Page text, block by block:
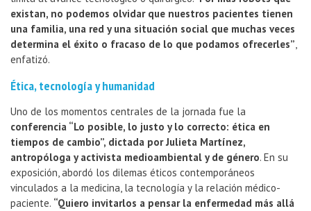
existan, no podemos olvidar que nuestros pacientes tienen
una familia, una red y una situación social que muchas veces
determina el éxito o fracaso de lo que podamos ofrecerles”,
enfatizó.
Ética, tecnología y humanidad
Uno de los momentos centrales de la jornada fue la
conferencia “Lo posible, lo justo y lo correcto: ética en
tiempos de cambio”, dictada por Julieta Martínez,
antropóloga y activista medioambiental y de género. En su
exposición, abordó los dilemas éticos contemporáneos
vinculados a la medicina, la tecnología y la relación médico-
paciente. “Quiero invitarlos a pensar la enfermedad más allá